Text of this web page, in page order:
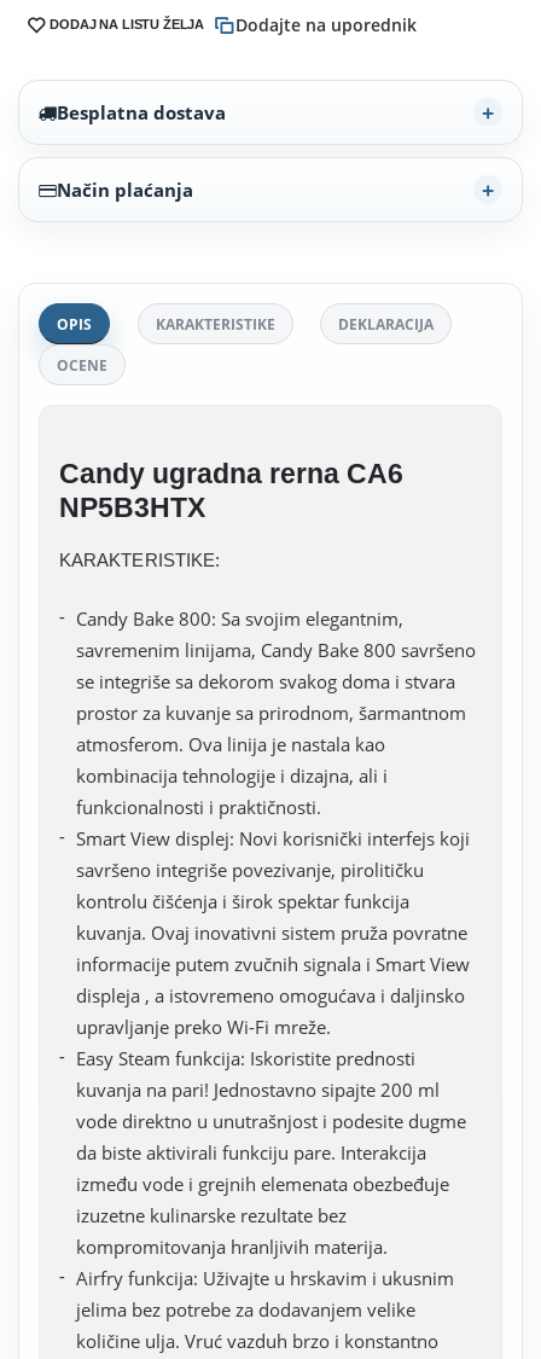
DODAJ NA LISTU ŽELJA Dodajte na uporednik
Besplatna dostava
Način plaćanja
OPIS KARAKTERISTIKE DEKLARACIJA
OCENE
Candy ugradna rerna CA6
NP5B3HTX
KARAKTERISTIKE:
Candy Bake 800: Sa svojim elegantnim,
savremenim linijama, Candy Bake 800 savršeno
se integriše sa dekorom svakog doma i stvara
prostor za kuvanje sa prirodnom, šarmantnom
atmosferom. Ova linija je nastala kao
kombinacija tehnologije i dizajna, ali i
funkcionalnosti i praktičnosti.
Smart View displej: Novi korisnički interfejs koji
savršeno integriše povezivanje, pirolitičku
kontrolu čišćenja i širok spektar funkcija
kuvanja. Ovaj inovativni sistem pruža povratne
informacije putem zvučnih signala i Smart View
displeja , a istovremeno omogućava i daljinsko
upravljanje preko Wi-Fi mreže.
Easy Steam funkcija: Iskoristite prednosti
kuvanja na pari! Jednostavno sipajte 200 ml
vode direktno u unutrašnjost i podesite dugme
da biste aktivirali funkciju pare. Interakcija
između vode i grejnih elemenata obezbeđuje
izuzetne kulinarske rezultate bez
kompromitovanja hranljivih materija.
Airfry funkcija: Uživajte u hrskavim i ukusnim
jelima bez potrebe za dodavanjem velike
količine ulja. Vruć vazduh brzo i konstantno